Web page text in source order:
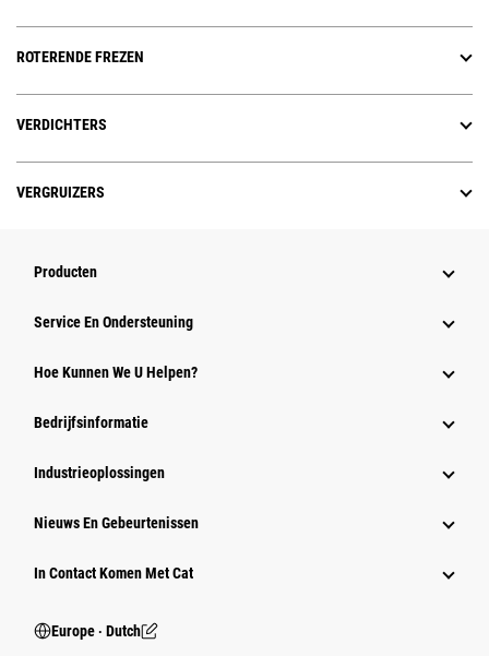
ROTERENDE FREZEN
VERDICHTERS
VERGRUIZERS
Producten
Service En Ondersteuning
Hoe Kunnen We U Helpen?
Bedrijfsinformatie
Industrieoplossingen
Nieuws En Gebeurtenissen
In Contact Komen Met Cat
Europe ‧ Dutch